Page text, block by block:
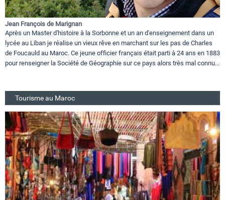
Jean François de Marignan
Après un Master d'histoire à la Sorbonne et un an d'enseignement dans un
lycée au Liban je réalise un vieux rêve en marchant sur les pas de Charles
de Foucauld au Maroc. Ce jeune officier français était parti à 24 ans en 1883
pour renseigner la Société de Géographie sur ce pays alors très mal connu...
Tourisme au Maroc